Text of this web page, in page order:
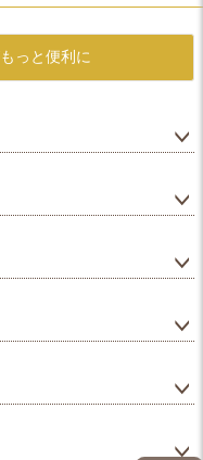
っと便利に